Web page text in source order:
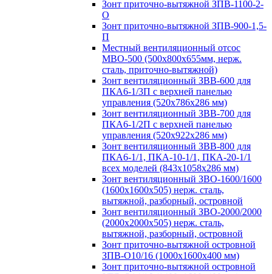
Зонт приточно-вытяжной ЗПВ-1100-2-
О
Зонт приточно-вытяжной ЗПВ-900-1,5-
П
Местный вентиляционный отсос
МВО-500 (500х800х655мм, нерж.
сталь, приточно-вытяжной)
Зонт вентиляционный ЗВВ-600 для
ПКА6-1/3П с верхней панелью
управления (520х786х286 мм)
Зонт вентиляционный ЗВВ-700 для
ПКА6-1/2П с верхней панелью
управления (520х922х286 мм)
Зонт вентиляционный ЗВВ-800 для
ПКА6-1/1, ПКА-10-1/1, ПКА-20-1/1
всех моделей (843х1058х286 мм)
Зонт вентиляционный ЗВО-1600/1600
(1600х1600х505) нерж. сталь,
вытяжной, разборный, островной
Зонт вентиляционный ЗВО-2000/2000
(2000х2000х505) нерж. сталь,
вытяжной, разборный, островной
Зонт приточно-вытяжной островной
ЗПВ-О10/16 (1000х1600х400 мм)
Зонт приточно-вытяжной островной